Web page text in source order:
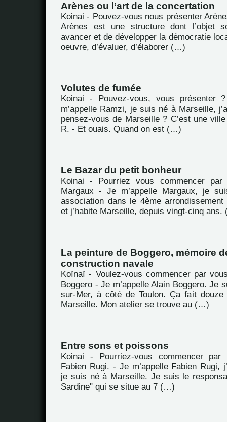
Arènes ou l’art de la concertation
Koinai - Pouvez-vous nous présenter
Arènes est une structure dont l’objet
avancer et de développer la démocratie
oeuvre, d’évaluer, d’élaborer (…)
Volutes de fumée
Koinai - Pouvez-vous, vous présenter
m’appelle Ramzi, je suis né à Marseille,
pensez-vous de Marseille ? C’est une
R. - Et ouais. Quand on est (…)
Le Bazar du petit bonheur
Koinai - Pourriez vous commencer
Margaux - Je m’appelle Margaux, je
association dans le 4ème arrondissement
et j’habite Marseille, depuis vingt-cinq
La peinture de Boggero, mémoire
construction navale
Koïnaï - Voulez-vous commencer par
Boggero - Je m’appelle Alain Boggero. Je
sur-Mer, à côté de Toulon. Ça fait
Marseille. Mon atelier se trouve au (…)
Entre sons et poissons
Koinai - Pourriez-vous commencer
Fabien Rugi. - Je m’appelle Fabien Rugi,
je suis né à Marseille. Je suis le
Sardine" qui se situe au 7 (…)